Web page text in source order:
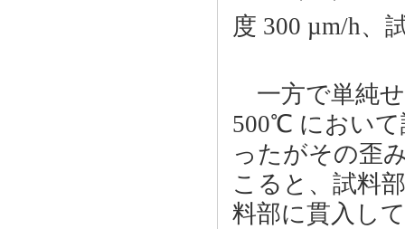
度 300 µm/h、
一方で単純
500℃ において
ったがその歪
こると、試料
料部に貫入し